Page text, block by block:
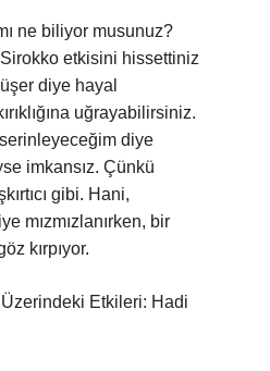
ne biliyor musunuz?
etkisini hissettiniz
diye hayal
uğrayabilirsiniz.
diye
imkansız. Çünkü
gibi. Hani,
mızmızlanırken, bir
kırpıyor.
Üzerindeki Etkileri: Hadi